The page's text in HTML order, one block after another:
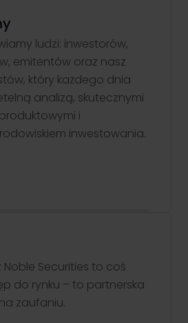
kapitału poprzez emisję
publicznym i prywatnym. Kompleksowa
od podstaw. Zobacz odcinki!
ludzi: inwestorów,
emitentów oraz nasz
który każdego dnia
analizą, skutecznymi
i
inwestowania.
Securities to coś
do rynku – to partnerska
zaufaniu.